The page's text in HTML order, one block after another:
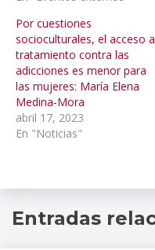
Por cuestiones
socioculturales, el acceso a
tratamiento contra las
adicciones es menor para
las mujeres: María Elena
Medina-Mora
abril 17, 2023
En "Noticias"
alumnos,
Entradas